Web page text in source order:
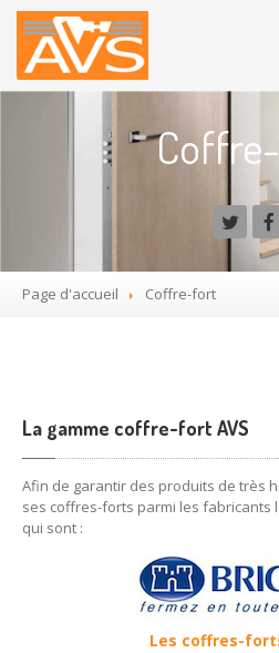
Notregamme
SERRURES
Serrure
Page d'accueil Coffre-fort
La gamme coffre-fort AVS
Afin de garantir des produits de très
ses coffres-forts parmi les fabricants
qui sont :
Les coffres-